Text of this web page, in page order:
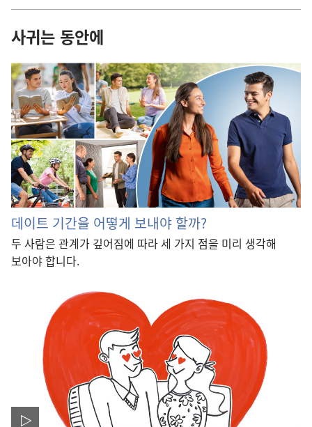
사귀는 동안에
데이트 기간을 어떻게 보내야 할까?
두 사람은 관계가 깊어짐에 따라 세 가지 점을 미리 생각해
보아야 합니다.